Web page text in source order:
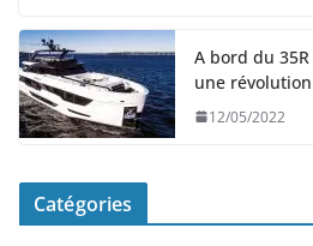
A bord du
une
12/05/2022
Catégories